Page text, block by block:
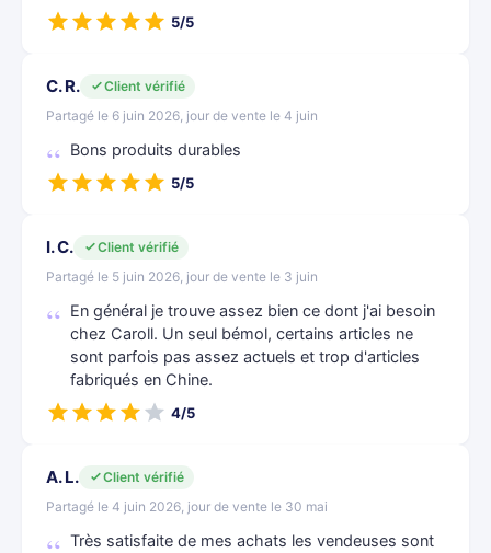
5/5
C. R.
Client vérifié
Partagé le 6 juin 2026, jour de vente le 4 juin
Bons produits durables
5/5
I. C.
Client vérifié
Partagé le 5 juin 2026, jour de vente le 3 juin
En général je trouve assez bien ce dont j'ai besoin
chez Caroll. Un seul bémol, certains articles ne
sont parfois pas assez actuels et trop d'articles
fabriqués en Chine.
4/5
A. L.
Client vérifié
Partagé le 4 juin 2026, jour de vente le 30 mai
Très satisfaite de mes achats les vendeuses sont